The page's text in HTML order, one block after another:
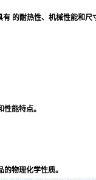
的耐热性、机械性能和
能特点。
物理化学性质。